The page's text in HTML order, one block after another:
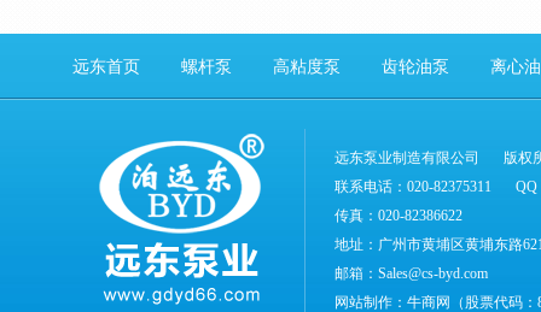
远东首页 螺杆泵 高粘度泵 齿轮油泵 离心
远东泵业制造有限公司
版权
联系电话：020-82375311
QQ
传真：020-82386622
地址：广州市黄埔区黄埔东路
邮箱：Sales@cs-byd.com
网站制作： 牛商网
（股票代